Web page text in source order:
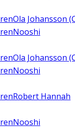
Ola Johansson
Nooshi
Ola Johansson
Nooshi
Robert Hannah
Nooshi